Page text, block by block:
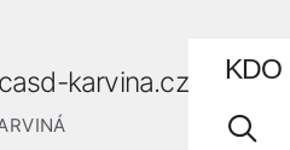
karvina.cz KDO